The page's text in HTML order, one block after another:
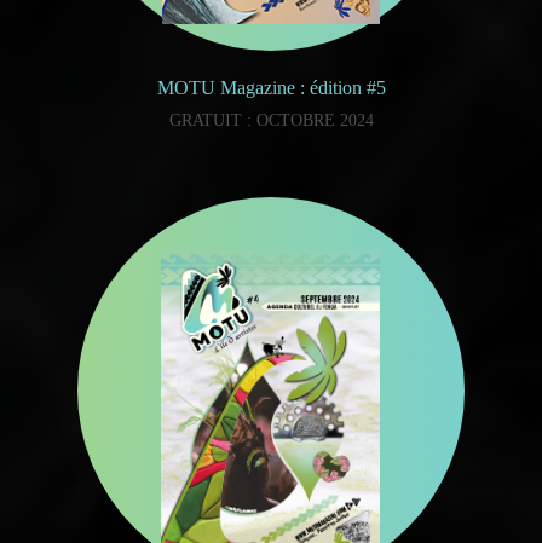
MOTU Magazine : édition #5
GRATUIT : OCTOBRE 2024